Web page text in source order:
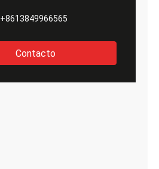
+8613849966565
Contacto